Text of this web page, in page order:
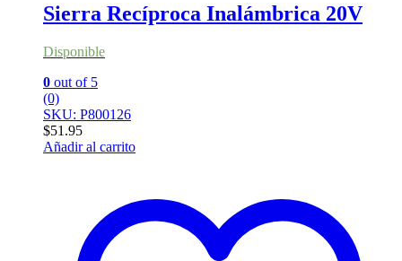
Sierra Recíproca Inalámbrica 20V
Disponible
0 out of 5
(0)
SKU: P800126
$51.95
Añadir al carrito